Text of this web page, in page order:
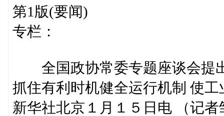
第1版(要闻)
专栏：
全国政协常委专题座谈会提
抓住有利时机健全运行机制 使
新华社北京１月１５日电 （记